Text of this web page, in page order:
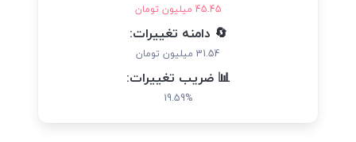
45.45 میلیون تومان
🔄 دامنه تغییرات:
31.54 میلیون تومان
📊 ضریب تغییرات:
19.59%